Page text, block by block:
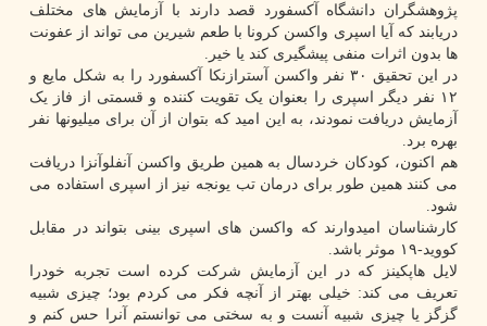
پژوهشگران دانشگاه آکسفورد قصد دارند با آزمایش های مختلف
دریابند که آیا اسپری واکسن کرونا با طعم شیرین می تواند از عفونت
ها بدون اثرات منفی پیشگیری کند یا خیر.
در این تحقیق ۳۰ نفر واکسن آسترازنکا آکسفورد را به شکل مایع و
۱۲ نفر دیگر اسپری را بعنوان یک تقویت کننده و قسمتی از فاز یک
آزمایش دریافت نمودند، به این امید که بتوان از آن برای میلیونها نفر
بهره برد.
هم اکنون، کودکان خردسال به همین طریق واکسن آنفلوآنزا دریافت
می کنند همین طور برای درمان تب یونجه نیز از اسپری استفاده می
شود.
کارشناسان امیدوارند که واکسن های اسپری بینی بتواند در مقابل
کووید-۱۹ موثر باشد.
لایل هاپکینز که در این آزمایش شرکت کرده است تجربه خودرا
تعریف می کند: خیلی بهتر از آنچه فکر می کردم بود؛ چیزی شبیه
گزگز یا چیزی شبیه آنست و به سختی می توانستم آنرا حس کنم و